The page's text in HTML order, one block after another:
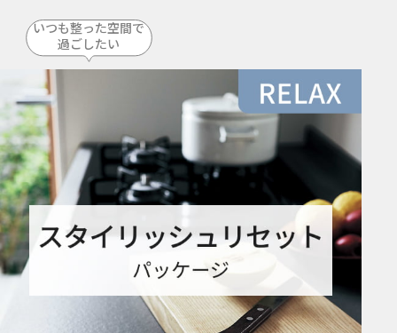
いつも整った空間で
過ごしたい